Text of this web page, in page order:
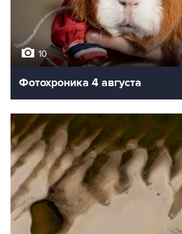
10
Фотохроника 4 августа